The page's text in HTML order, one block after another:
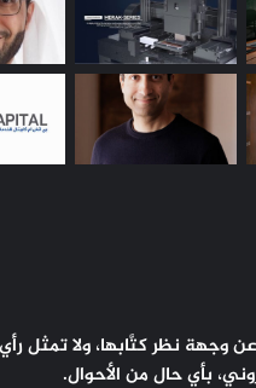
عن وجهة نظر كتَّابها، ولا تمثل
بأي حال من الأحوال.